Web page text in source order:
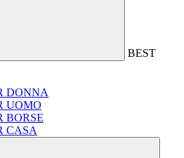
BEST
DONNA
UOMO
BORSE
CASA